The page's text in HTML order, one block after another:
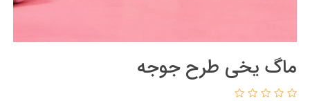
ماگ یخی طرح جوجه